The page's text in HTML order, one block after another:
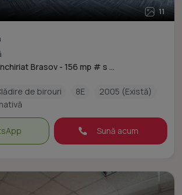
11
Brasov - 156 mp # s ...
de birouri 8E
2005 (Există)
Sună acum